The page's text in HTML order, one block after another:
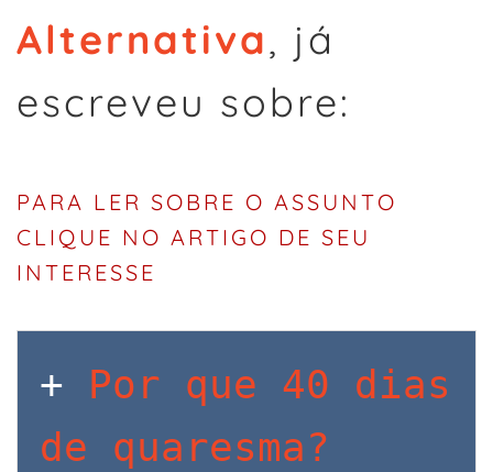
Alternativa, já
escreveu sobre:
PARA LER SOBRE O ASSUNTO
CLIQUE NO ARTIGO DE SEU
INTERESSE
+ Por que 40 dias
de quaresma?